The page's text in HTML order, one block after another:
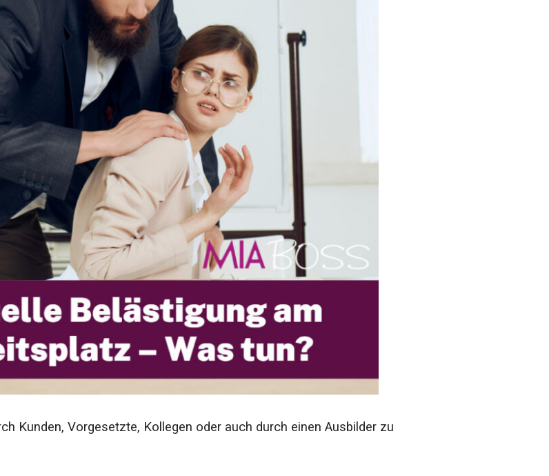
Kunden, Vorgesetzte, Kollegen oder auch durch einen Ausbilder zu